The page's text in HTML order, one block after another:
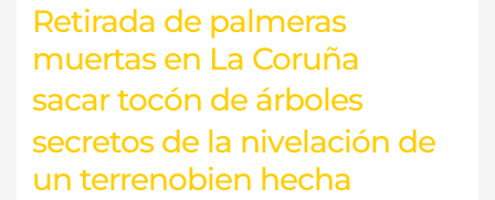
Retirada de palmeras
muertas en La Coruña
sacar tocón de árboles
secretos de la nivelación de
un terrenobien hecha